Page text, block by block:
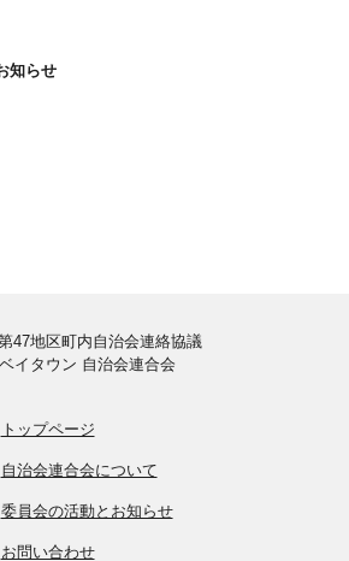
トップページ
自治会連合会について
委員会の活動とお知らせ
お問い合わせ